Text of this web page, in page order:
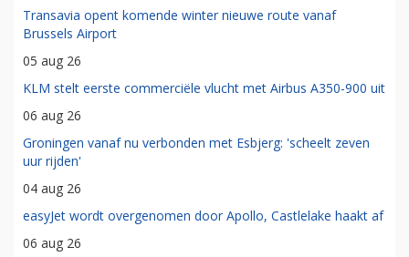
Transavia opent komende winter nieuwe route vanaf
Brussels Airport
05 aug 26
KLM stelt eerste commerciële vlucht met Airbus A350-900 uit
06 aug 26
Groningen vanaf nu verbonden met Esbjerg: 'scheelt zeven
uur rijden'
04 aug 26
easyJet wordt overgenomen door Apollo, Castlelake haakt af
06 aug 26